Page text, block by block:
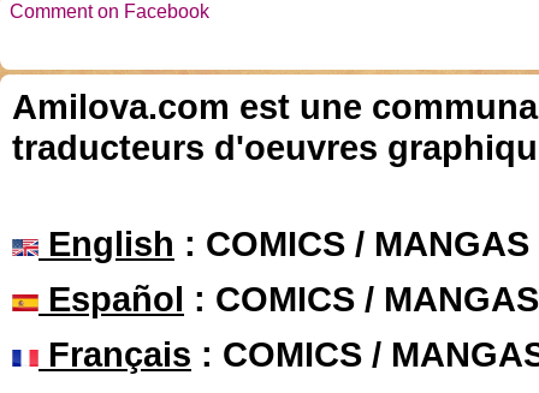
Comment on Facebook
Amilova.com est une
traducteurs d'oeuvres
English : COMICS /
Español : COMICS /
Français : COMICS /